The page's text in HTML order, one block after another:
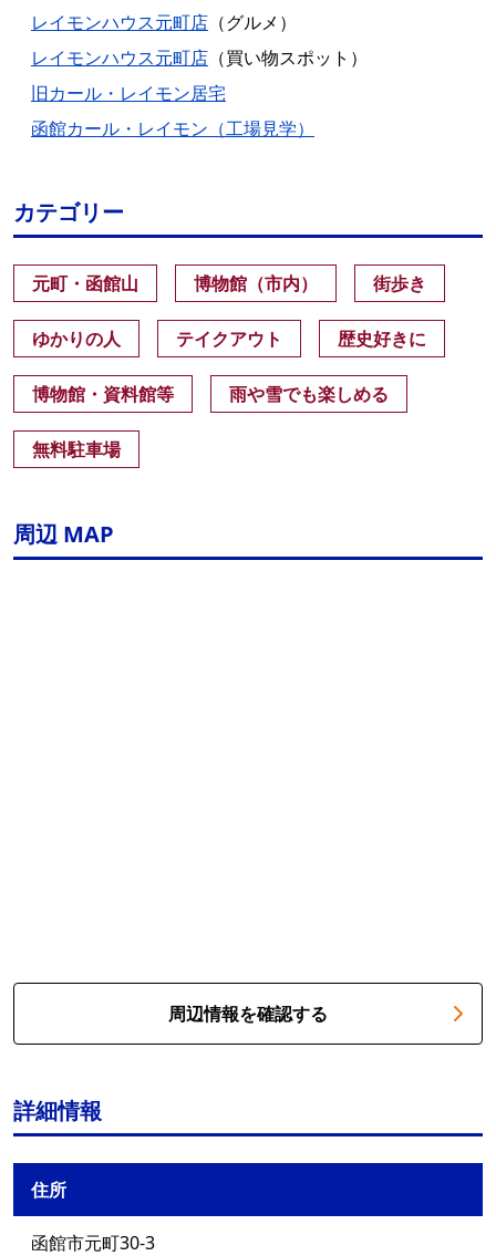
レイモンハウス元町店 （グルメ）
レイモンハウス元町店 （買い物スポット）
旧カール・レイモン居宅
函館カール・レイモン（工場見学）
カテゴリー
元町・函館山 博物館（市内） 街歩き
ゆかりの人 テイクアウト 歴史好きに
博物館・資料館等 雨や雪でも楽しめる
無料駐車場
周辺 MAP
周辺情報を確認する
詳細情報
住所
函館市元町30-3